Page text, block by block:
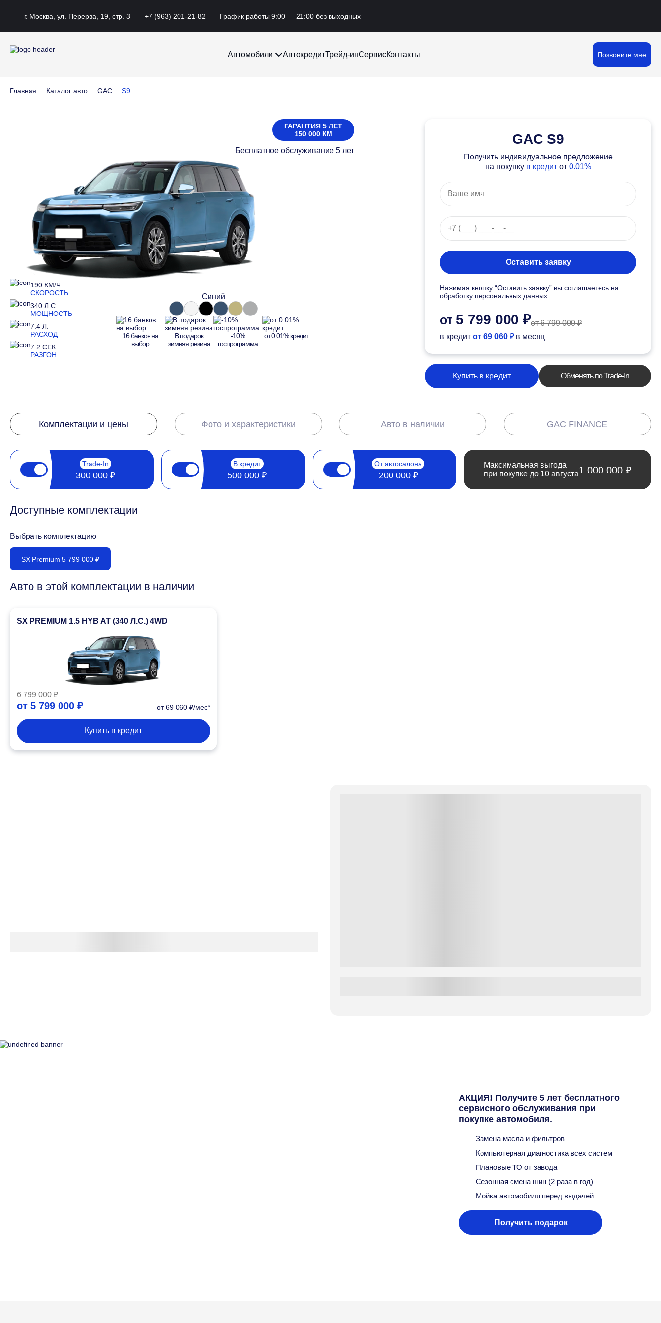
г. Москва, ул. Перерва, 19, стр. 3 +7 (963) 201-21-82 График работы 9:00 — 21:00 без выходных
Автомобили АвтокредитТрейд-инСервисКонтакты Позвоните мне
Главная Каталог авто GAC S9
ГАРАНТИЯ 5 ЛЕТ
150 000 КМ
Бесплатное обслуживание 5 лет
190 КМ/Ч
СКОРОСТЬ
340 Л.С.
МОЩНОСТЬ
7.4 Л.
РАСХОД
7.2 СЕК.
РАЗГОН
Синий
16 банков на
выбор
В подарок
зимняя резина
-10%
госпрограмма
от 0.01% кредит
GAC S9
Получить индивидуальное предложение
на покупку в кредитот 0.01%
Оставить заявку
Нажимая кнопку “Оставить заявку” вы соглашаетесь на
обработку персональных данных
от 5 799 000 ₽от 6 799 000 ₽
в кредит от 69 060 ₽ в месяц
Купить в кредит Обменять по Trade-In
Комплектации и цены Фото и характеристики Авто в наличии GAC FINANCE
Trade-In
300 000 ₽
В кредит
500 000 ₽
От автосалона
200 000 ₽
Максимальная выгода
при покупке до 10 августа1 000 000 ₽
Доступные комплектации
Выбрать комплектацию
SX Premium 5 799 000 ₽
Авто в этой комплектации в наличии
SX PREMIUM 1.5 HYB AT (340 Л.С.) 4WD
6 799 000 ₽
от 5 799 000 ₽ от 69 060 ₽/мес*
Купить в кредит
АКЦИЯ! Получите 5 лет бесплатного
сервисного обслуживания при
покупке автомобиля.
Замена масла и фильтров
Компьютерная диагностика всех систем
Плановые ТО от завода
Сезонная смена шин (2 раза в год)
Мойка автомобиля перед выдачей
Получить подарок